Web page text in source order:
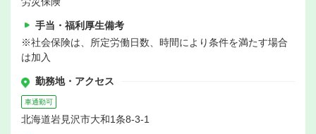
手当・福利厚生備考
※社会保険は、所定労働日数、時間により条件を満たす場合
は加入
勤務地・アクセス
車通勤可
北海道岩見沢市大和1条8-3-1